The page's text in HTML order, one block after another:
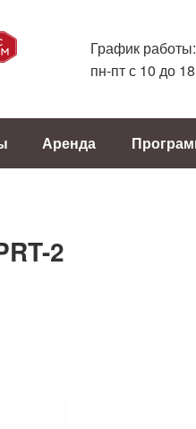
График работы:
пн-пт с 10 до 18
Аренда
2